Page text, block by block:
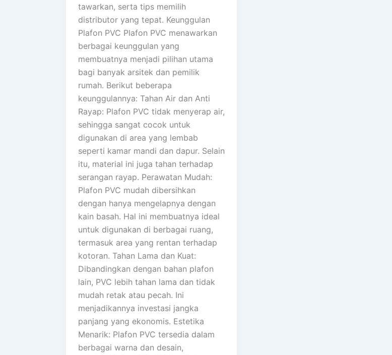
tawarkan, serta tips memilih
distributor yang tepat. Keunggulan
Plafon PVC Plafon PVC menawarkan
berbagai keunggulan yang
membuatnya menjadi pilihan utama
bagi banyak arsitek dan pemilik
rumah. Berikut beberapa
keunggulannya: Tahan Air dan Anti
Rayap: Plafon PVC tidak menyerap air,
sehingga sangat cocok untuk
digunakan di area yang lembab
seperti kamar mandi dan dapur. Selain
itu, material ini juga tahan terhadap
serangan rayap. Perawatan Mudah:
Plafon PVC mudah dibersihkan
dengan hanya mengelapnya dengan
kain basah. Hal ini membuatnya ideal
untuk digunakan di berbagai ruang,
termasuk area yang rentan terhadap
kotoran. Tahan Lama dan Kuat:
Dibandingkan dengan bahan plafon
lain, PVC lebih tahan lama dan tidak
mudah retak atau pecah. Ini
menjadikannya investasi jangka
panjang yang ekonomis. Estetika
Menarik: Plafon PVC tersedia dalam
berbagai warna dan desain,